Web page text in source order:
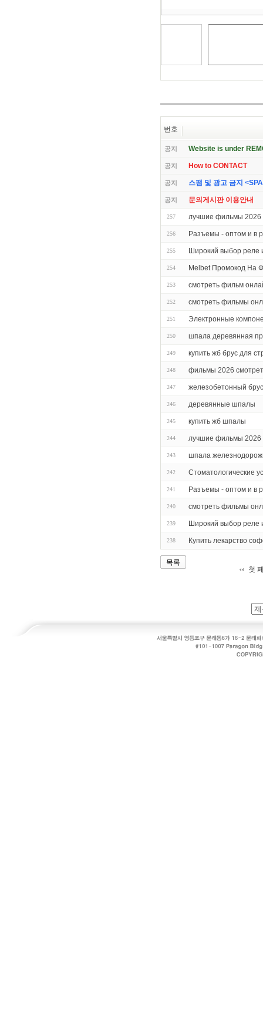
번호
공지 Website is under
공지 How to CONTACT
공지 스팸 및 광고 금지
공지 문의게시판 이용안내
257 лучшие фильмы 2026
256 Разъемы - оптом и в
255 Широкий выбор реле
254 Melbet Промокод На
253 смотреть фильм
252 смотреть фильмы
251 Электронные
250 шпала деревянная
249 купить жб брус для
248 фильмы 2026
247 железобетонный
246 деревянные шпалы
245 купить жб шпалы
244 лучшие фильмы 2026
243 шпала
242 Стоматологические
241 Разъемы - оптом и в
240 смотреть фильмы
239 Широкий выбор реле
238 Купить лекарство
목록
첫